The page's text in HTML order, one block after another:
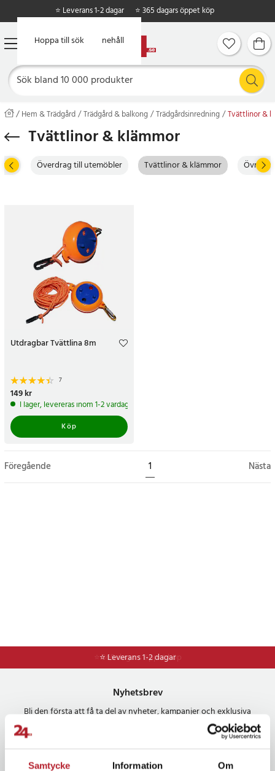
Samtycke Information Om
Hoppa till huvudinnehåll
Hoppa till sök
⭐ Leverans 1-2 dagar ⭐ 365 dagars öppet köp
Hem & Trädgård Trädgård & balkong Trädgårdsinredning Tvättlinor &
Tvättlinor & klämmor
Överdrag till utemöbler Tvättlinor & klämmor Övrig
Utdragbar Tvättlina 8m
7
Pris:149 kr
149 kr
I lager, levereras inom 1-2 vardagar
Köp
Föregående 1 Nästa
⭐ Leverans 1-2 dagar
⭐ 365 dagars öppet köp
Nyhetsbrev
Bli den första att få ta del av nyheter, kampanjer och exklusiva
erbjudanden Anmäl dig till vårt nyhetsbrev och SMS-kampanjer.
OK